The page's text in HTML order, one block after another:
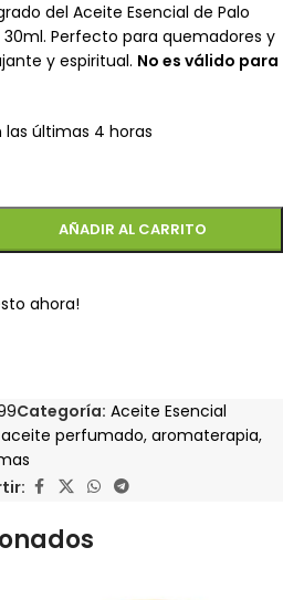
del Aceite Esencial de Palo
Perfecto para quemadores y
y espiritual. No es válido para
últimas 4 horas
AÑADIR AL CARRITO
ahora!
Categoría: Aceite Esencial
aceite perfumado, aromaterapia,